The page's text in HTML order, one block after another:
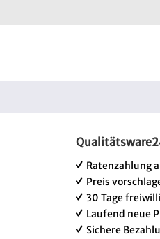
Ratenzahlung
Preis
30 Tage
Laufend neue
Sichere